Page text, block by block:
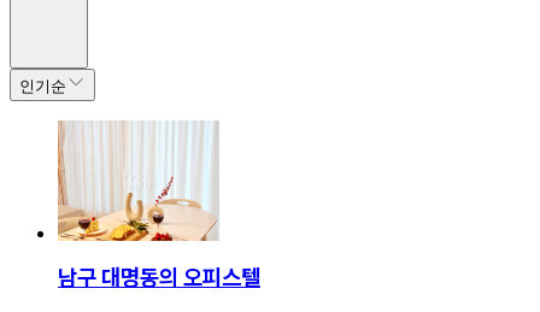
인기순
남구 대명동의 오피스텔